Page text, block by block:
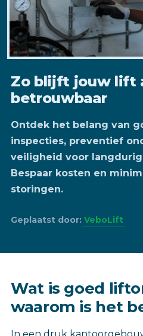
Zo blijft jouw lift
betrouwbaar
Ontdek het belang van
inspecties, preventief
veiligheid voor
Bespaar kosten en
storingen.
Geplaatst door: VeboLift
‎Wat is goed
waarom is het